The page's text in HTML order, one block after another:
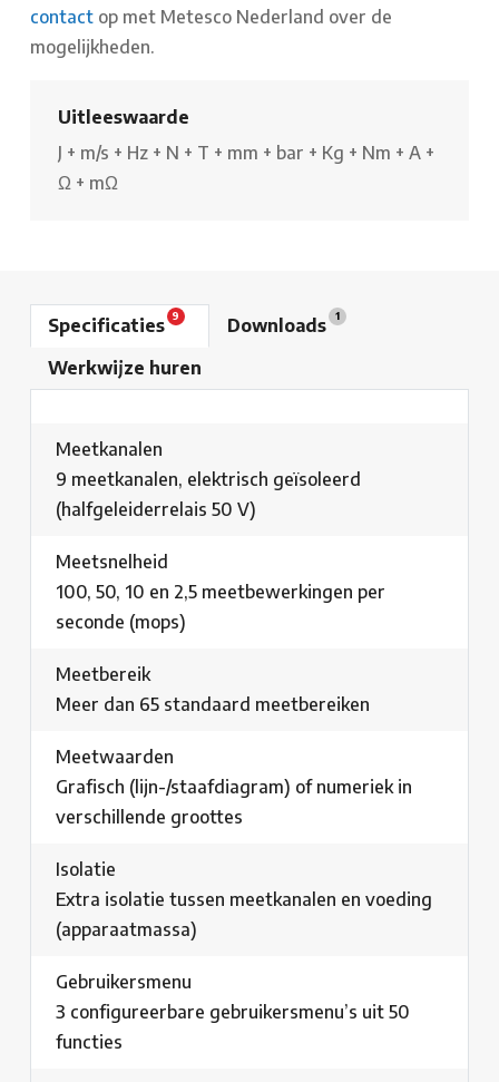
contact op met Metesco Nederland over de
mogelijkheden.
Uitleeswaarde
J + m/s + Hz + N + T + mm + bar + Kg + Nm + A +
Ω + mΩ
Specificaties 9 Downloads 1
Werkwijze huren
Meetkanalen
9 meetkanalen, elektrisch geïsoleerd
(halfgeleiderrelais 50 V)
Meetsnelheid
100, 50, 10 en 2,5 meetbewerkingen per
seconde (mops)
Meetbereik
Meer dan 65 standaard meetbereiken
Meetwaarden
Grafisch (lijn-/staafdiagram) of numeriek in
verschillende groottes
Isolatie
Extra isolatie tussen meetkanalen en voeding
(apparaatmassa)
Gebruikersmenu
3 configureerbare gebruikersmenu’s uit 50
functies